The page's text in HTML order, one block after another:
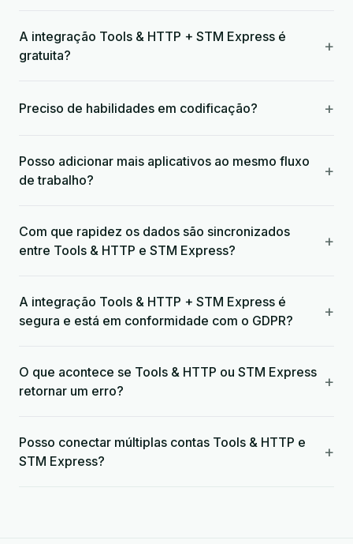
A integração Tools & HTTP + STM Express é
gratuita?
+
Preciso de habilidades em codificação? +
Posso adicionar mais aplicativos ao mesmo fluxo
de trabalho?
+
Com que rapidez os dados são sincronizados
entre Tools & HTTP e STM Express?
+
A integração Tools & HTTP + STM Express é
segura e está em conformidade com o GDPR?
+
O que acontece se Tools & HTTP ou STM Express
retornar um erro?
+
Posso conectar múltiplas contas Tools & HTTP e
STM Express?
+